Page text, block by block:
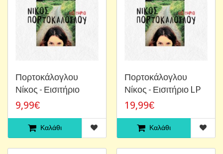
Πορτοκάλογλου
Νίκος - Εισιτήριο
9,99€
Καλάθι
Πορτοκάλογλου
Νίκος - Εισιτήριο LP
19,99€
Καλάθι